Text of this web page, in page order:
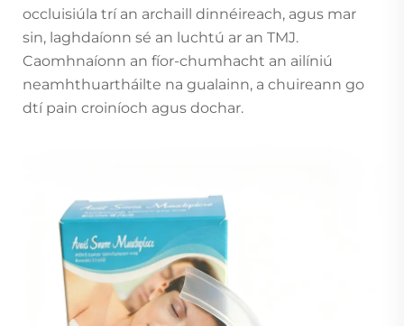
occluisiúla trí an archaill dinnéireach, agus mar
sin, laghdaíonn sé an luchtú ar an TMJ.
Caomhnaíonn an fíor-chumhacht an ailíniú
neamhthuartháilte na gualainn, a chuireann go
dtí pain croiníoch agus dochar.